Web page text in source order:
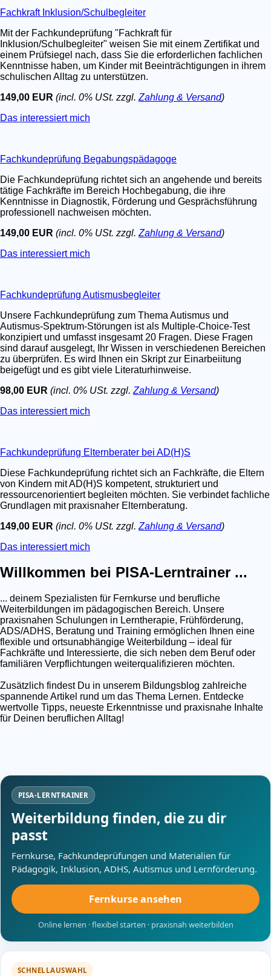
Fachkraft Inklusion/Schulbegleiter
Mit der Fachkundeprüfung "Fachkraft für
Inklusion/Schulbegleiter" weisen Sie mit einem Zertifikat und
einem Prüfsiegel nach, dass Sie die erforderlichen fachlichen
Kenntnisse haben, um Kinder mit Beeinträchtigungen in ihrem
schulischen Alltag zu unterstützen.
149,00 EUR (incl. 0% USt. zzgl. Zahlung & Versand)
Das interessiert mich
Fachkundeprüfung Begabungspädagoge
Die Fachkundeprüfung richtet sich an angehende und bereits
tätige Fachkräfte im Bereich Hochbegabung, die ihre
Kenntnisse in Diagnostik, Förderung und Gesprächsführung
professionell nachweisen möchten.
149,00 EUR (incl. 0% USt. zzgl. Zahlung & Versand)
Das interessiert mich
Fachkundeprüfung Autismusbegleiter
Unsere Fachkundeprüfung zum Thema Autismus und
Autismus-Spektrum-Störungen ist als Multiple-Choice-Test
konzipiert und umfasst insgesamt 20 Fragen. Diese Fragen
sind darauf ausgelegt, Ihr Wissen in verschiedenen Bereichen
zu überprüfen. Es wird Ihnen ein Skript zur Einarbeiitung
beigefügt und es gibt viele Literaturhinweise.
98,00 EUR (incl. 0% USt. zzgl. Zahlung & Versand)
Das interessiert mich
Fachkundeprüfung Elternberater bei AD(H)S
Diese Fachkundeprüfung richtet sich an Fachkräfte, die Eltern
von Kindern mit AD(H)S kompetent, strukturiert und
ressourcenorientiert begleiten möchten. Sie verbindet fachliche
Grundlagen mit praxisnaher Elternberatung.
149,00 EUR (incl. 0% USt. zzgl. Zahlung & Versand)
Das interessiert mich
Willkommen bei PISA-Lerntrainer ...
... deinem Spezialisten für Fernkurse und berufliche
Weiterbildungen im pädagogischen Bereich. Unsere
praxisnahen Schulungen in Lerntherapie, Frühförderung,
ADS/ADHS, Beratung und Training ermöglichen Ihnen eine
flexible und ortsunabhängige Weiterbildung – ideal für
Fachkräfte und Interessierte, die sich neben dem Beruf oder
familiären Verpflichtungen weiterqualifizieren möchten.
Zusätzlich findest Du in unserem Bildungsblog zahlreiche
spannende Artikel rund um das Thema Lernen. Entdecke
wertvolle Tipps, neueste Erkenntnisse und praxisnahe Inhalte
für Deinen beruflichen Alltag!
PISA-LERNTRAINER
Weiterbildung finden, die zu dir
passt
Fernkurse, Fachkundeprüfungen und Materialien für
Pädagogik, Inklusion, ADHS, Autismus und Lernförderung.
Fernkurse ansehen
Online lernen · flexibel starten · praxisnah weiterbilden
SCHNELLAUSWAHL